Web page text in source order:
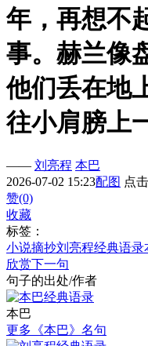
年，再想不
事。赫兰像
他们丢在地
往小肩膀上
—— 刘亮程 本巴
2026-07-02 15:23配图 点
赞(0)
收藏
标签：
小说摘抄刘亮程经典语录
欣赏下一句
句子的出处/作者
本巴
更多《本巴》名句